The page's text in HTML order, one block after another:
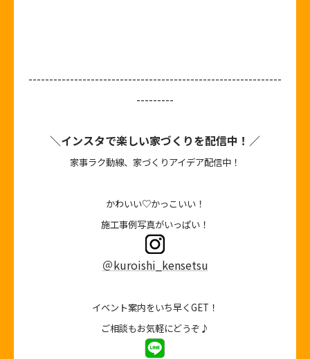
-------------------------------------------------------------
---------
＼インスタで楽しい家づくりを配信中！／
家事ラク動線、家づくりアイデア配信中！
かわいい♡かっこいい！
施工事例写真がいっぱい！
＠kuroishi_kensetsu
イベント案内をいち早くGET！
ご相談もお気軽にどうぞ♪